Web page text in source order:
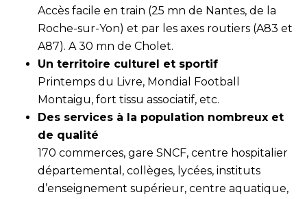
Accès facile en train (25 mn de Nantes, de la
Roche-sur-Yon) et par les axes routiers (A83 et
A87). A 30 mn de Cholet.
Un territoire culturel et sportif
Printemps du Livre, Mondial Football
Montaigu, fort tissu associatif, etc.
Des services à la population nombreux et
de qualité
170 commerces, gare SNCF, centre hospitalier
départemental, collèges, lycées, instituts
d’enseignement supérieur, centre aquatique,